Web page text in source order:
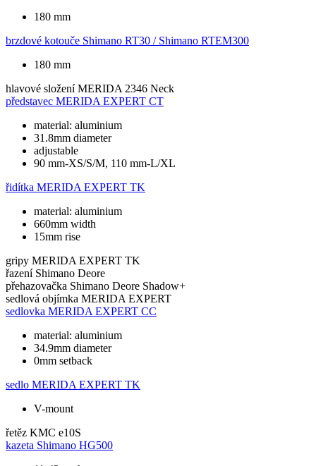
180 mm
brzdové kotouče Shimano RT30 / Shimano RTEM300
180 mm
hlavové složení MERIDA 2346 Neck
představec MERIDA EXPERT CT
material: aluminium
31.8mm diameter
adjustable
90 mm-XS/S/M, 110 mm-L/XL
řidítka MERIDA EXPERT TK
material: aluminium
660mm width
15mm rise
gripy MERIDA EXPERT TK
řazení Shimano Deore
přehazovačka Shimano Deore Shadow+
sedlová objímka MERIDA EXPERT
sedlovka MERIDA EXPERT CC
material: aluminium
34.9mm diameter
0mm setback
sedlo MERIDA EXPERT TK
V-mount
řetěz KMC e10S
kazeta Shimano HG500